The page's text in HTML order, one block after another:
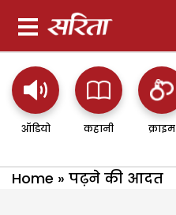
ऑडियो कहानी क्राइम
Home » पढ़ने की आदत